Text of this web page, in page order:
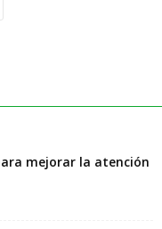
mejorar la atención